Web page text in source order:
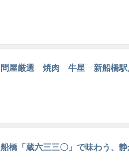
問屋厳選 焼肉 牛星 新船橋駅
船橋「蔵六三三〇」で味わう、